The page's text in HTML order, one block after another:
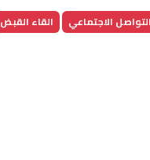
الاجتماعي القاء القبض